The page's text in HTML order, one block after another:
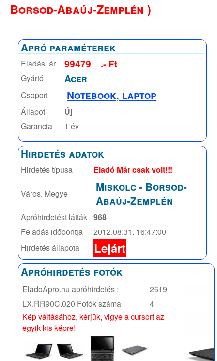
Borsod-Abaúj-Zemplén )
Apró paraméterek
Eladási ár 99479 .- Ft
Gyártó Acer
Csoport Notebook, laptop
Állapot
Új
Garancia
1 év
Hirdetés adatok
Hirdetés típusa Eladó Már csak volt!!!
Város, Megye Miskolc- Borsod-
Abaúj-Zemplén
Apróhirdetést látták 968
Feladás időpontja
2012.08.31. 16:47:00
Hirdetés állapota
Lejárt
Apróhirdetés fotók
EladoApro.hu apróhirdetés :
2619
LX.RR90C.020 Fotók száma :
4
Kép váltásához, kérjük, vigye a cursort az
egyik kis képre!